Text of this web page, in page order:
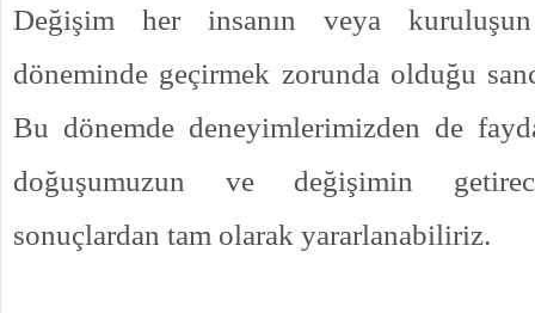
Değişim her insanın veya
döneminde geçirmek zorunda olduğu
Bu dönemde deneyimlerimizden de
doğuşumuzun ve değişimin
sonuçlardan tam olarak yararlanabiliriz.